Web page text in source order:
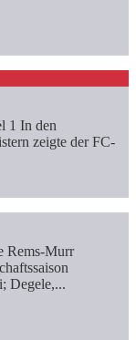
1 In den
zeigte der FC-
Rems-Murr
Degele,...